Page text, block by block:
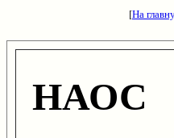
[На
НАОС